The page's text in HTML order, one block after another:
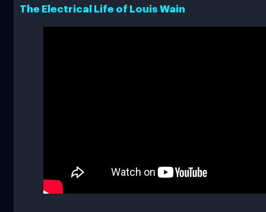
The Electrical Life of Louis Wain